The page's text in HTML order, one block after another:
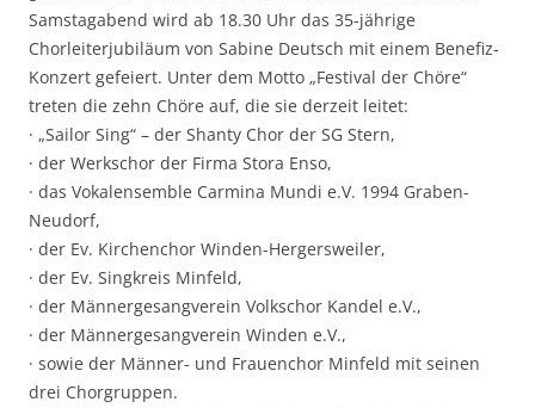
Samstagabend wird ab 18.30 Uhr das 35-jährige
Chorleiterjubiläum von Sabine Deutsch mit einem Benefiz-
Konzert gefeiert. Unter dem Motto „Festival der Chöre“
treten die zehn Chöre auf, die sie derzeit leitet:
· „Sailor Sing“ – der Shanty Chor der SG Stern,
· der Werkschor der Firma Stora Enso,
· das Vokalensemble Carmina Mundi e.V. 1994 Graben-
Neudorf,
· der Ev. Kirchenchor Winden-Hergersweiler,
· der Ev. Singkreis Minfeld,
· der Männergesangverein Volkschor Kandel e.V.,
· der Männergesangverein Winden e.V.,
· sowie der Männer- und Frauenchor Minfeld mit seinen
drei Chorgruppen.